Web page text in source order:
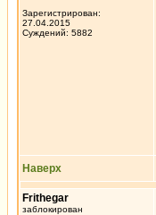
Зарегистрирован:
27.04.2015
Суждений: 5882
Наверх
Frithegar
заблокирован